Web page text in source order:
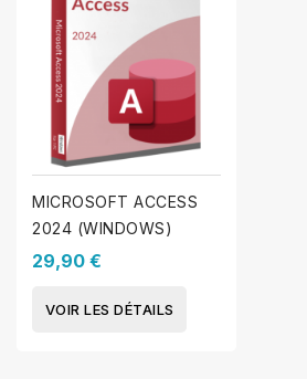
MICROSOFT ACCESS
2024 (WINDOWS)
29,90 €
VOIR LES DÉTAILS